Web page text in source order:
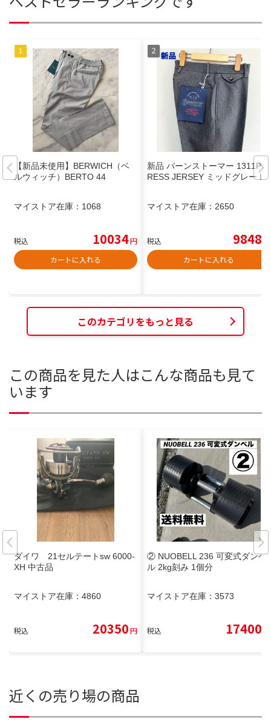
【新品未使用】BERWICH（ベ
ルウィッチ）BERTO 44
マイストア在庫： 1068
税込 10034円
カートに入れる
新品 バーンストーマー 1311P D
RESS JERSEY ミッドグレー L
マイストア在庫： 2650
税込 9848
カートに入れる
このカテゴリをもっと見る
この商品を見た人はこんな商品も見て
います
ダイワ 21セルテートsw 6000-
XH 中古品
マイストア在庫： 4860
税込 20350円
② NUOBELL 236 可変式ダンベ
ル 2kg刻み 1個分
マイストア在庫： 3573
税込 17400
近くの売り場の商品